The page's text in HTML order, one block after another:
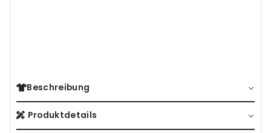
Beschreibung
Produktdetails